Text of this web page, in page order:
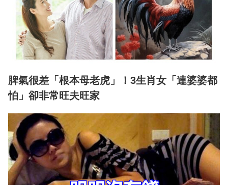
脾氣很差「根本母老虎」！3生肖女「連婆婆都
怕」卻非常旺夫旺家